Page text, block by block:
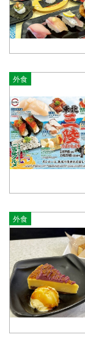
外食
外食